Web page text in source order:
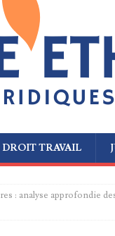
DROIT TRAVAIL
: analyse approfondie